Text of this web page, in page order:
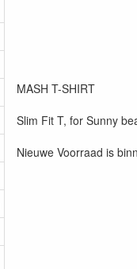
MASH T-SHIRT
Slim Fit T, for Sunny
Nieuwe Voorraad is